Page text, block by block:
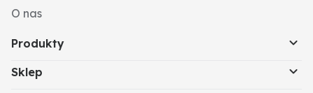
O nas
Produkty
Sklep